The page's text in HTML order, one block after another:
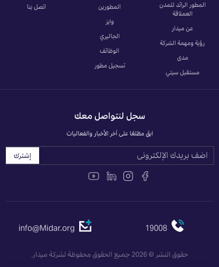
المطور الرائد للمدن
العملاقة
عن ميدار
رؤية ومهمة الشركة
مدى
مستقبل سيتي
المطورين
وايز
الجاليري
الوظائف
تسجيل مطور
اتصل بنا
سجل لنتواصل معك
ابقَ مطّلعًا على آخر الأخبار والفعاليات
إشترك
19008
info@Midar.org
حقوق النشر © 2026 جميع الحقوق محفوظة لشركة ميدار.